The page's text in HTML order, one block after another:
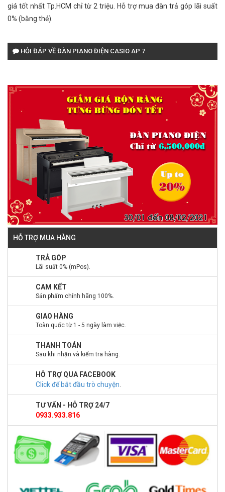
giá tốt nhất Tp.HCM chỉ từ 2 triệu. Hỗ trợ mua đàn trả góp lãi suất
0% (bằng thẻ).
HỎI ĐÁP VỀ ĐÀN PIANO ĐIỆN CASIO AP 7
HỖ TRỢ MUA HÀNG
TRẢ GÓP
Lãi suất 0% (mPos).
CAM KẾT
Sản phẩm chính hãng 100%.
GIAO HÀNG
Toàn quốc từ 1 - 5 ngày làm việc.
THANH TOÁN
Sau khi nhận và kiểm tra hàng.
HỖ TRỢ QUA FACEBOOK
Click để bắt đầu trò chuyện.
TƯ VẤN - HỖ TRỢ 24/7
0933.933.816